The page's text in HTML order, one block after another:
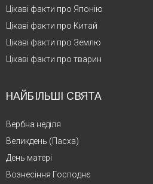
Цікаві факти про Японію
Цікаві факти про Китай
Цікаві факти про Землю
Цікаві факти про тварин
НАЙБІЛЬШІ СВЯТА
Вербна неділя
Великдень (Пасха)
День матері
Вознесіння Господнє